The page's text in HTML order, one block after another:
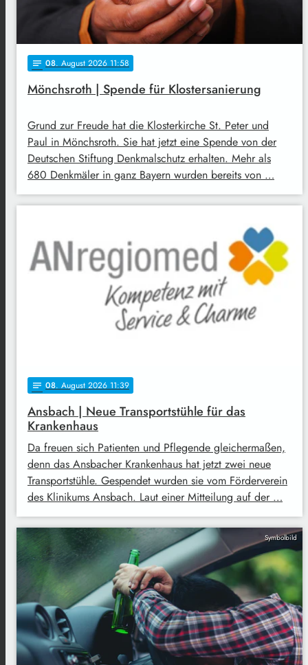
notes 08. August 2026 11:58
Mönchsroth | Spende für Klostersanierung
Grund zur Freude hat die Klosterkirche St. Peter und
Paul in Mönchsroth. Sie hat jetzt eine Spende von der
Deutschen Stiftung Denkmalschutz erhalten. Mehr als
680 Denkmäler in ganz Bayern wurden bereits von …
notes 08. August 2026 11:39
Ansbach | Neue Transportstühle für das
Krankenhaus
Da freuen sich Patienten und Pflegende gleichermaßen,
denn das Ansbacher Krankenhaus hat jetzt zwei neue
Transportstühle. Gespendet wurden sie vom Förderverein
des Klinikums Ansbach. Laut einer Mitteilung auf der …
Symbolbild